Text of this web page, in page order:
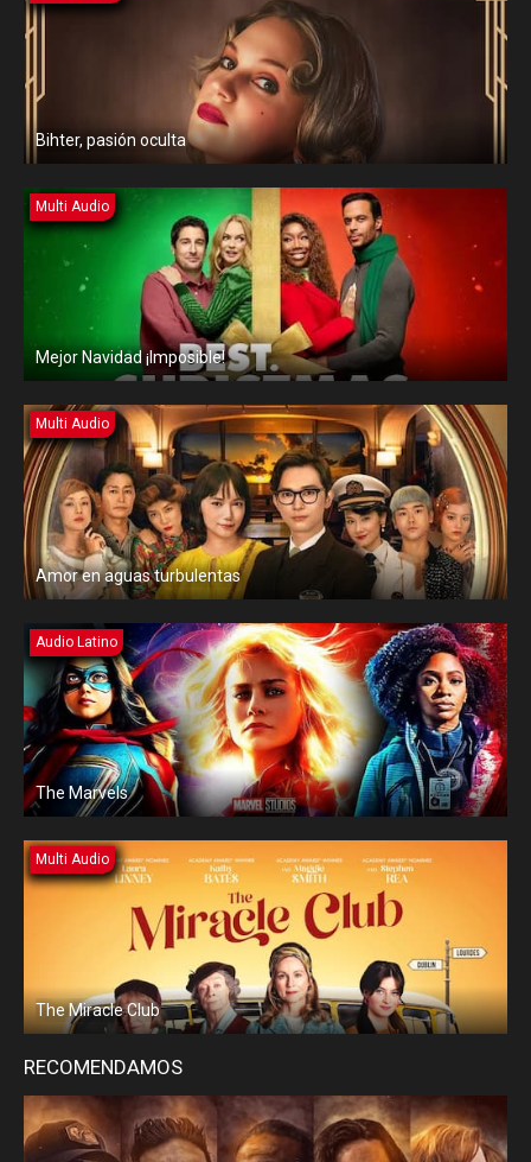
Bihter, pasión oculta
Multi Audio
Mejor Navidad ¡Imposible!
Multi Audio
Amor en aguas turbulentas
Audio Latino
The Marvels
Multi Audio
The Miracle Club
RECOMENDAMOS